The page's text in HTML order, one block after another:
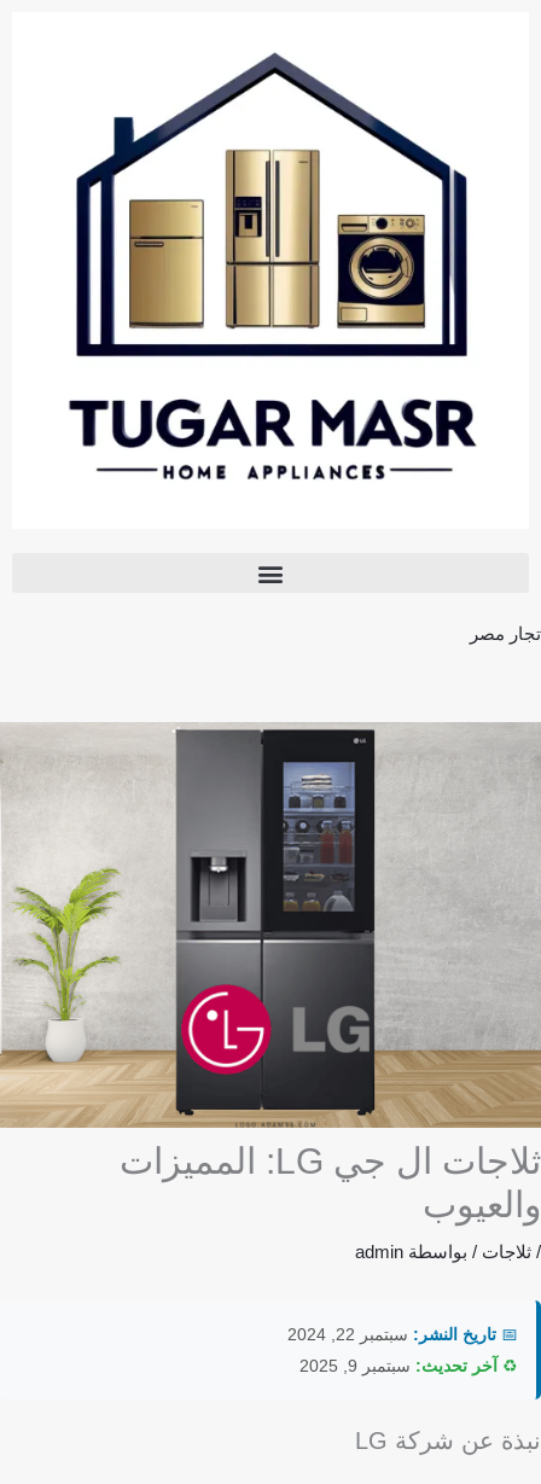
تجار مصر
ثلاجات ال جي LG: المميزات
والعيوب
/ ثلاجات / بواسطة admin
📅 تاريخ النشر: سبتمبر 22, 2024
♻️ آخر تحديث: سبتمبر 9, 2025
نبذة عن شركة LG